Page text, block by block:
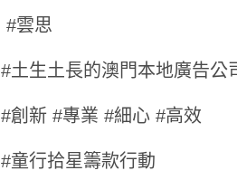
#雲思
#土生土長的澳門本地廣告公
#創新 #專業 #細心 #高效
#童行拾星籌款行動